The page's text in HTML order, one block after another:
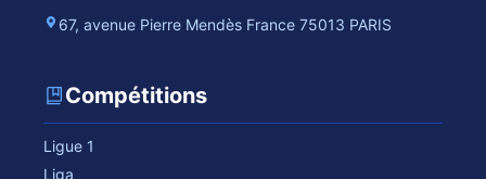
67, avenue Pierre Mendès France 75013 PARIS
Compétitions
Ligue 1
Liga